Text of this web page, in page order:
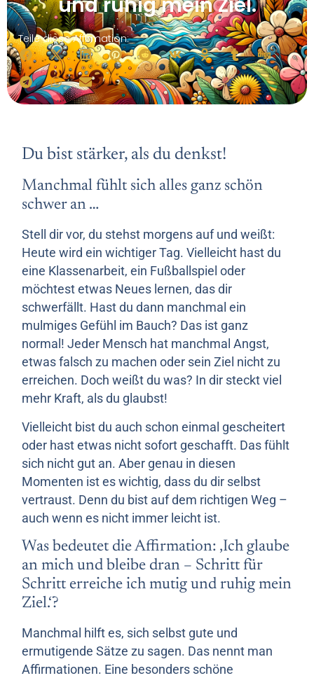
Teile diese Affirmation:
Du bist stärker, als du denkst!
Manchmal fühlt sich alles ganz schön
schwer an …
Stell dir vor, du stehst morgens auf und weißt:
Heute wird ein wichtiger Tag. Vielleicht hast du
eine Klassenarbeit, ein Fußballspiel oder
möchtest etwas Neues lernen, das dir
schwerfällt. Hast du dann manchmal ein
mulmiges Gefühl im Bauch? Das ist ganz
normal! Jeder Mensch hat manchmal Angst,
etwas falsch zu machen oder sein Ziel nicht zu
erreichen. Doch weißt du was? In dir steckt viel
mehr Kraft, als du glaubst!
Vielleicht bist du auch schon einmal gescheitert
oder hast etwas nicht sofort geschafft. Das fühlt
sich nicht gut an. Aber genau in diesen
Momenten ist es wichtig, dass du dir selbst
vertraust. Denn du bist auf dem richtigen Weg –
auch wenn es nicht immer leicht ist.
Was bedeutet die Affirmation: ‚Ich glaube
an mich und bleibe dran – Schritt für
Schritt erreiche ich mutig und ruhig mein
Ziel.‘?
Manchmal hilft es, sich selbst gute und
ermutigende Sätze zu sagen. Das nennt man
Affirmationen. Eine besonders schöne